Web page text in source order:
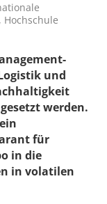
und
werden.
für
in die
in volatilen